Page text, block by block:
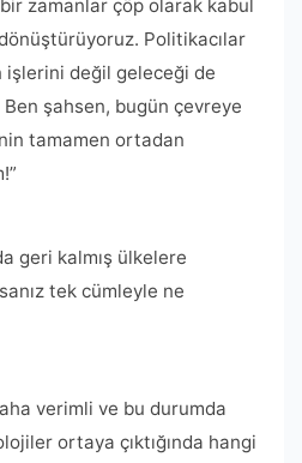
zamanlar çöp olarak kabul
Politikacılar
değil geleceği de
şahsen, bugün çevreye
tamamen ortadan
geri kalmış ülkelere
tek cümleyle ne
verimli ve bu durumda
ortaya çıktığında hangi